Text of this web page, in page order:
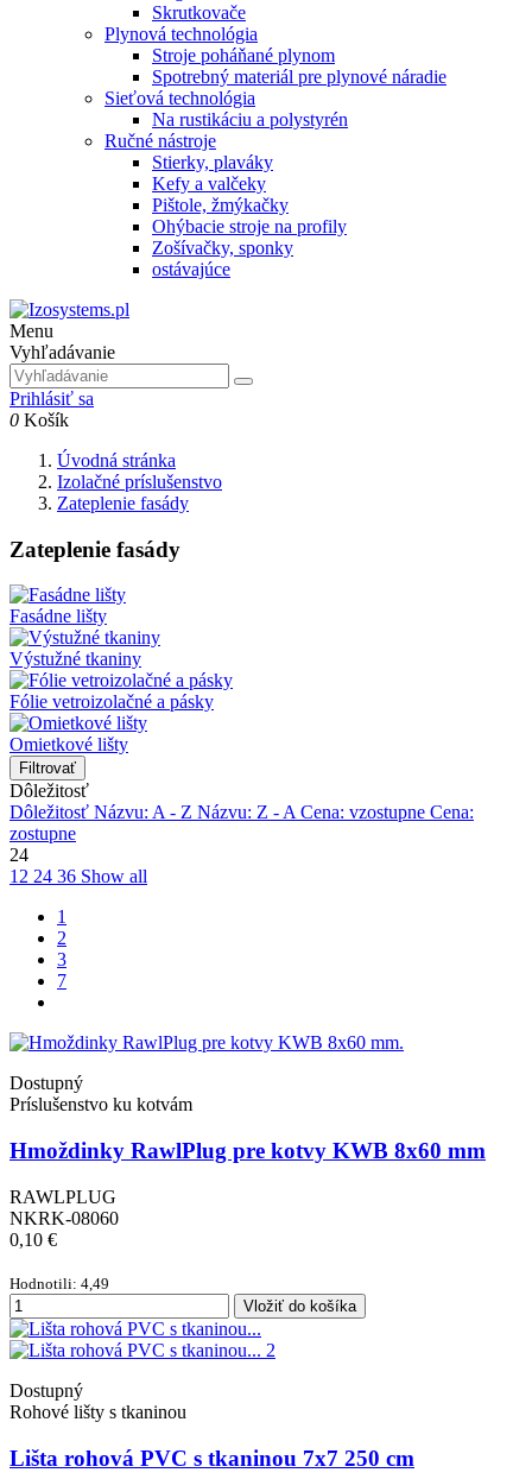
Skrutkovače
Plynová technológia
Stroje poháňané plynom
Spotrebný materiál pre plynové náradie
Sieťová technológia
Na rustikáciu a polystyrén
Ručné nástroje
Stierky, plaváky
Kefy a valčeky
Pištole, žmýkačky
Ohýbacie stroje na profily
Zošívačky, sponky
ostávajúce
Menu
Vyhľadávanie
Prihlásiť sa
0 Košík
Úvodná stránka
Izolačné príslušenstvo
Zateplenie fasády
Zateplenie fasády
Fasádne lišty
Výstužné tkaniny
Fólie vetroizolačné a pásky
Omietkové lišty
Filtrovať
Dôležitosť
Dôležitosť Názvu: A - Z Názvu: Z - ACena: vzostupne Cena:
zostupne
24
12 24 36 Show all
1
2
3
7
Dostupný
Príslušenstvo ku kotvám
Hmoždinky RawlPlug pre kotvy KWB 8x60 mm
RAWLPLUG
NKRK-08060
0,10 €
Hodnotili: 4,49
Vložiť do košíka
Dostupný
Rohové lišty s tkaninou
Lišta rohová PVC s tkaninou 7x7 250 cm